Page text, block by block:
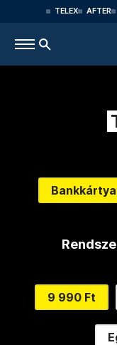
TELEX AFTER
Bankkártya
9 990 Ft